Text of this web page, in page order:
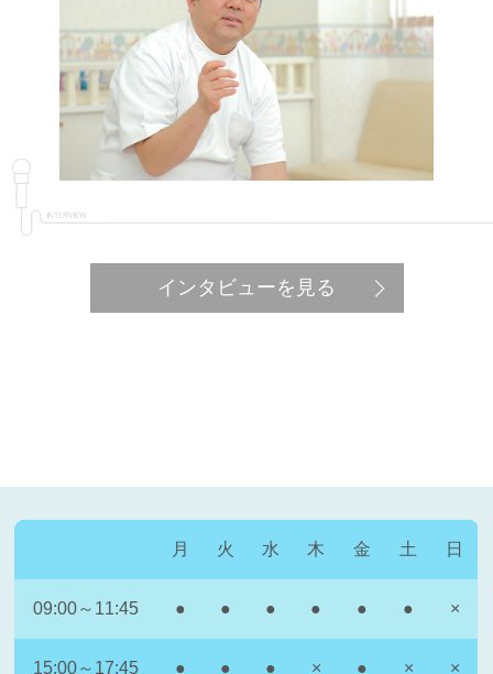
インタビューを見る
月 火 水 木 金 土 日
09:00～11:45 ● ● ● ● ● ● ×
15:00～17:45 ● ● ● × ● × ×